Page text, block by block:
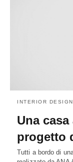
INTERIOR
Una
progetto
Tutti a bordo di